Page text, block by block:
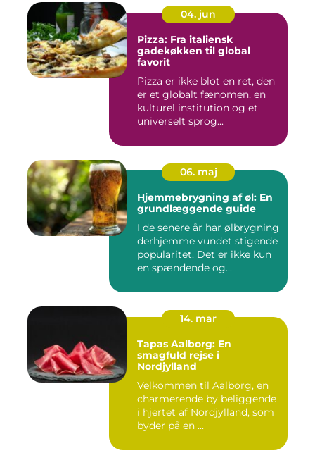
04. jun
Pizza: Fra italiensk
gadekøkken til global
favorit
Pizza er ikke blot en ret, den
er et globalt fænomen, en
kulturel institution og et
universelt sprog...
06. maj
Hjemmebrygning af øl: En
grundlæggende guide
I de senere år har ølbrygning
derhjemme vundet stigende
popularitet. Det er ikke kun
en spændende og...
14. mar
Tapas Aalborg: En
smagfuld rejse i
Nordjylland
Velkommen til Aalborg, en
charmerende by beliggende
i hjertet af Nordjylland, som
byder på en ...